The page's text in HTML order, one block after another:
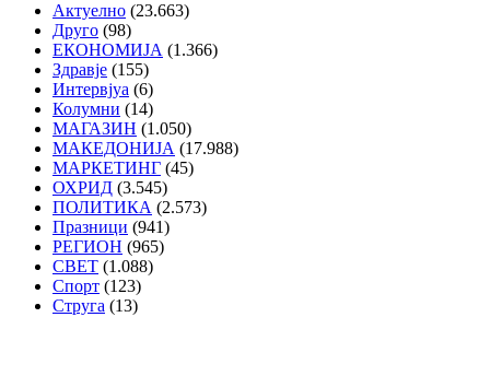
Актуелно (23.663)
Друго (98)
ЕКОНОМИЈА (1.366)
Здравје (155)
Интервјуа (6)
Колумни (14)
МАГАЗИН (1.050)
МАКЕДОНИЈА (17.988)
МАРКЕТИНГ (45)
ОХРИД (3.545)
ПОЛИТИКА (2.573)
Празници (941)
РЕГИОН (965)
СВЕТ (1.088)
Спорт (123)
Струга (13)